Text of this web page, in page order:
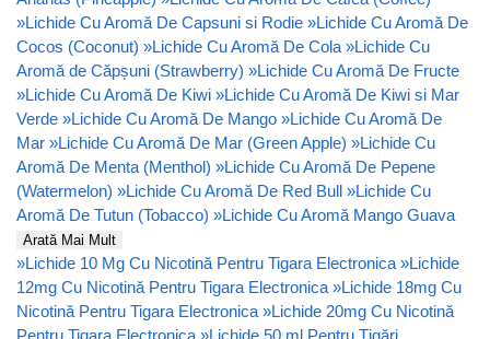
»Lichide Cu Aromă De Capsuni si Rodie »Lichide Cu Aromă De
Cocos (Coconut) »Lichide Cu Aromă De Cola »Lichide Cu
Aromă de Căpșuni (Strawberry) »Lichide Cu Aromă De Fructe
»Lichide Cu Aromă De Kiwi »Lichide Cu Aromă De Kiwi si Mar
Verde »Lichide Cu Aromă De Mango »Lichide Cu Aromă De
Mar »Lichide Cu Aromă De Mar (Green Apple) »Lichide Cu
Aromă De Menta (Menthol) »Lichide Cu Aromă De Pepene
(Watermelon) »Lichide Cu Aromă De Red Bull »Lichide Cu
Aromă De Tutun (Tobacco) »Lichide Cu Aromă Mango Guava
Arată Mai Mult
»Lichide 10 Mg Cu Nicotină Pentru Tigara Electronica »Lichide
12mg Cu Nicotină Pentru Tigara Electronica »Lichide 18mg Cu
Nicotină Pentru Tigara Electronica »Lichide 20mg Cu Nicotină
Pentru Tigara Electronica »Lichide 50 ml Pentru Țigări